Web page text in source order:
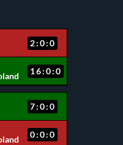
2:0:0
16:0:0
7:0:0
0:0:0